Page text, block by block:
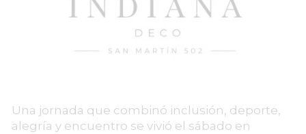
Una jornada que combinó inclusión, deporte,
alegría y encuentro se vivió el sábado en